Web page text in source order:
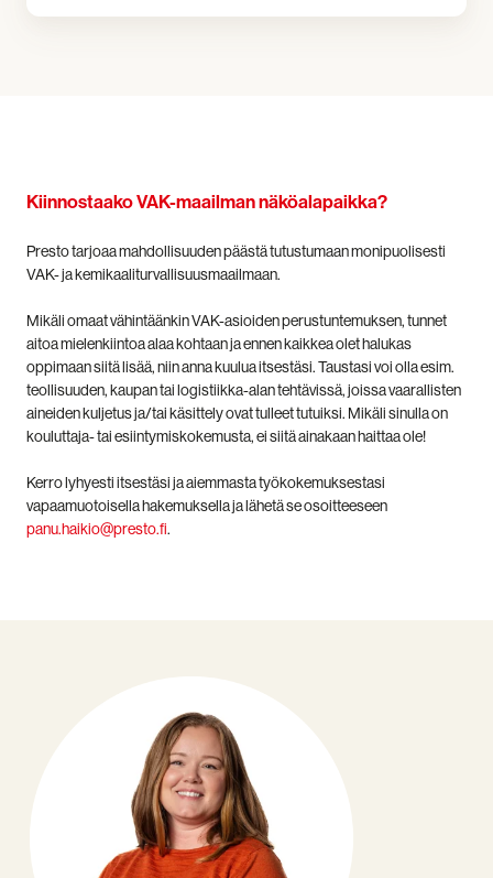
Kiinnostaako VAK-maailman näköalapaikka?
Presto tarjoaa mahdollisuuden päästä tutustumaan monipuolisesti
VAK- ja kemikaaliturvallisuusmaailmaan.
Mikäli omaat vähintäänkin VAK-asioiden perustuntemuksen, tunnet
aitoa mielenkiintoa alaa kohtaan ja ennen kaikkea olet halukas
oppimaan siitä lisää, niin anna kuulua itsestäsi. Taustasi voi olla esim.
teollisuuden, kaupan tai logistiikka-alan tehtävissä, joissa vaarallisten
aineiden kuljetus ja/tai käsittely ovat tulleet tutuiksi. Mikäli sinulla on
kouluttaja- tai esiintymiskokemusta, ei siitä ainakaan haittaa ole!
Kerro lyhyesti itsestäsi ja aiemmasta työkokemuksestasi
vapaamuotoisella hakemuksella ja lähetä se osoitteeseen
panu.haikio@presto.fi.